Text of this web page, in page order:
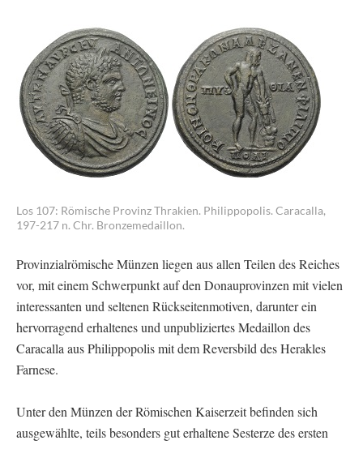
Los 107: Römische Provinz Thrakien. Philippopolis. Caracalla,
197-217 n. Chr. Bronzemedaillon.
Provinzialrömische Münzen liegen aus allen Teilen des Reiches
vor, mit einem Schwerpunkt auf den Donauprovinzen mit vielen
interessanten und seltenen Rückseitenmotiven, darunter ein
hervorragend erhaltenes und unpubliziertes Medaillon des
Caracalla aus Philippopolis mit dem Reversbild des Herakles
Farnese.
Unter den Münzen der Römischen Kaiserzeit befinden sich
ausgewählte, teils besonders gut erhaltene Sesterze des ersten